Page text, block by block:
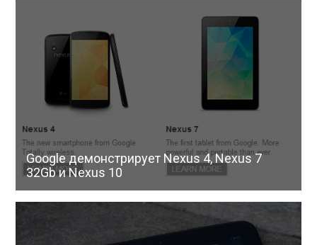
Google демонстрирует Nexus 4, Nexus 7
32Gb и Nexus 10